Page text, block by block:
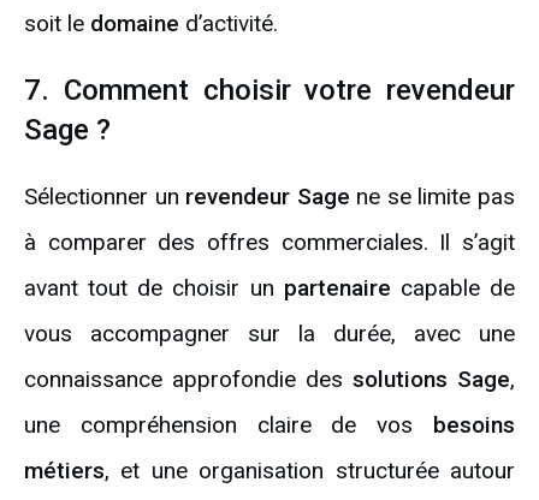
soit le domaine d’activité.
7. Comment choisir votre revendeur
Sage ?
Sélectionner un revendeur Sage ne se limite pas
à comparer des offres commerciales. Il s’agit
avant tout de choisir un partenaire capable de
vous accompagner sur la durée, avec une
connaissance approfondie des solutions Sage,
une compréhension claire de vos besoins
métiers, et une organisation structurée autour